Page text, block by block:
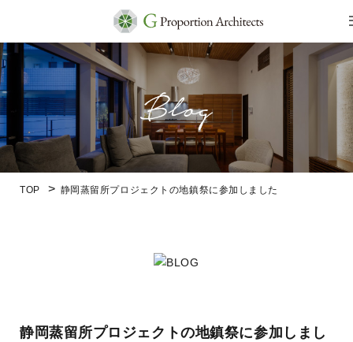
TOP 静岡蒸留所プロジェクトの地鎮祭に参加しました
静岡蒸留所プロジェクトの地鎮祭に参加しまし